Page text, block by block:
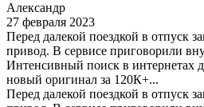
Александр
27 февраля 2023
Перед далекой поездкой в отпуск
привод. В сервисе приговорили
Интенсивный поиск в интернетах
новый оригинал за 120К+...
Перед далекой поездкой в отпуск